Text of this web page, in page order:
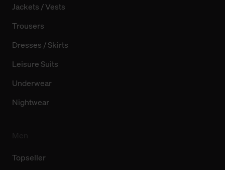
Jackets / Vests
Trousers
Dresses / Skirts
Leisure Suits
Underwear
Nightwear
Topseller